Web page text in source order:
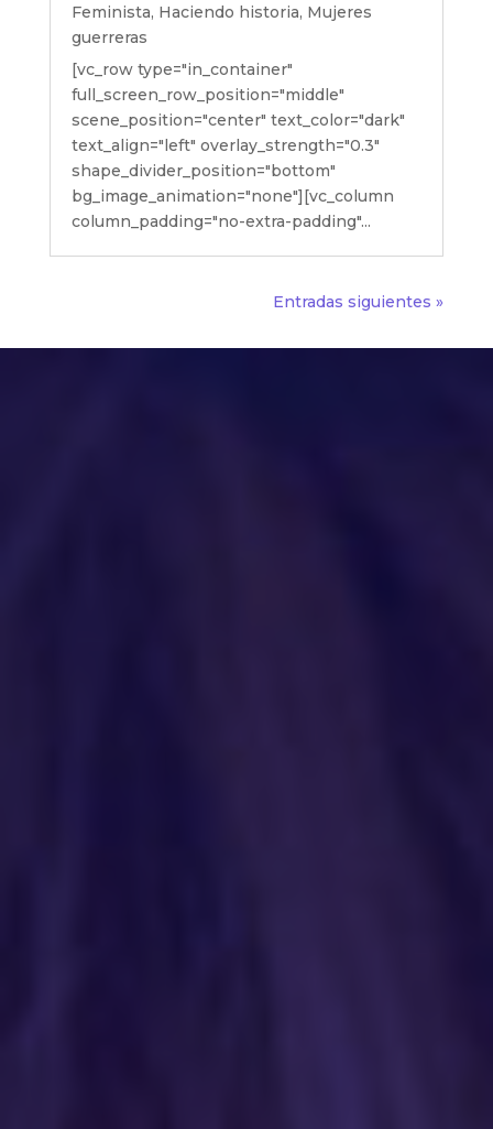
Feminista, Haciendo historia, Mujeres
guerreras
[vc_row type="in_container"
full_screen_row_position="middle"
scene_position="center" text_color="dark"
text_align="left" overlay_strength="0.3"
shape_divider_position="bottom"
bg_image_animation="none"][vc_column
column_padding="no-extra-padding"...
Entradas siguientes »